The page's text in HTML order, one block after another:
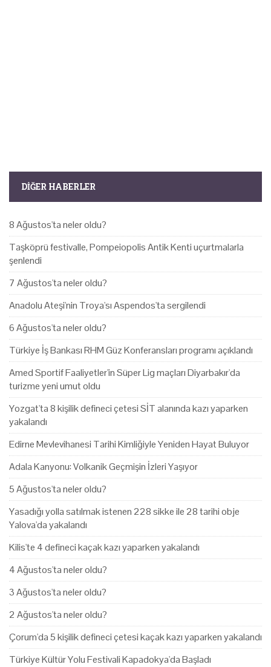
DIĞER HABERLER
8 Ağustos'ta neler oldu?
Taşköprü festivalle, Pompeiopolis Antik Kenti uçurtmalarla
şenlendi
7 Ağustos'ta neler oldu?
Anadolu Ateşi'nin Troya'sı Aspendos'ta sergilendi
6 Ağustos'ta neler oldu?
Türkiye İş Bankası RHM Güz Konferansları programı açıklandı
Amed Sportif Faaliyetler'in Süper Lig maçları Diyarbakır'da
turizme yeni umut oldu
Yozgat'ta 8 kişilik defineci çetesi SİT alanında kazı yaparken
yakalandı
Edirne Mevlevihanesi Tarihi Kimliğiyle Yeniden Hayat Buluyor
Adala Kanyonu: Volkanik Geçmişin İzleri Yaşıyor
5 Ağustos'ta neler oldu?
Yasadığı yolla satılmak istenen 228 sikke ile 28 tarihi obje
Yalova'da yakalandı
Kilis'te 4 defineci kaçak kazı yaparken yakalandı
4 Ağustos'ta neler oldu?
3 Ağustos'ta neler oldu?
2 Ağustos'ta neler oldu?
Çorum'da 5 kişilik defineci çetesi kaçak kazı yaparken yakalandı
Türkiye Kültür Yolu Festivali Kapadokya'da Başladı